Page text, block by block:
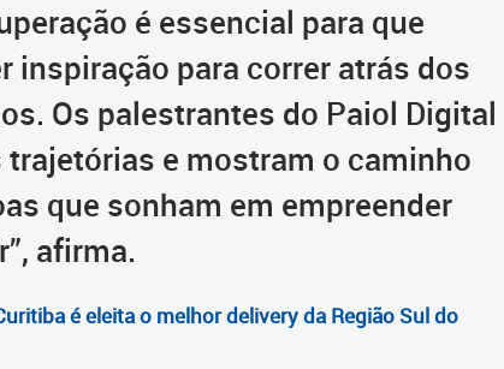
é essencial para que
inspiração para correr atrás dos
Os palestrantes do Paiol Digital
e mostram o caminho
que sonham em empreender
afirma.
é eleita o melhor delivery da Região Sul do